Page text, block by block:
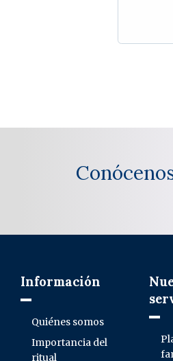
Información
Quiénes somos
Importancia del
ritual